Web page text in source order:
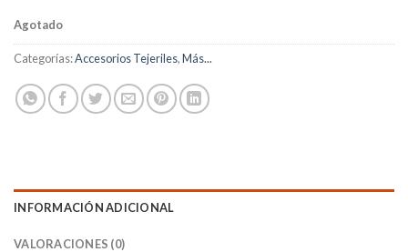
Agotado
Categorías:Accesorios Tejeriles,Más...
INFORMACIÓN ADICIONAL
VALORACIONES (0)